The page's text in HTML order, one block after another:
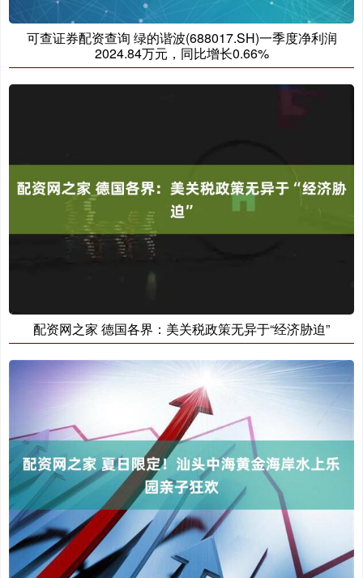
可查证券配资查询 绿的谐波(688017.SH)一季度净利润
2024.84万元，同比增长0.66%
配资网之家 德国各界：美关税政策无异于“经济胁迫”